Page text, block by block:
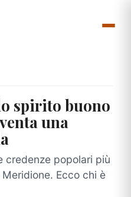
spirito buono
una
credenze popolari più
Ecco chi è